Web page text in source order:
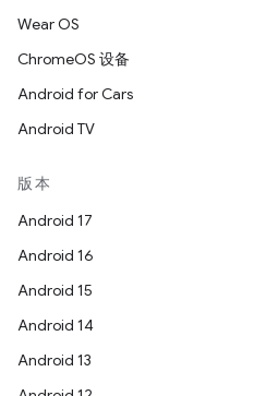
Wear OS
ChromeOS 设备
Android for Cars
Android TV
版本
Android 17
Android 16
Android 15
Android 14
Android 13